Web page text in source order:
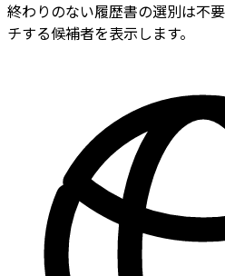
終わりのない履歴書の選別は不
チする候補者を表示します。